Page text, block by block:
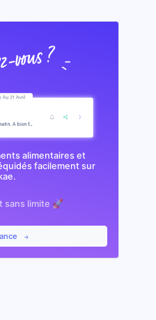
alimentaires et
facilement sur
sans limite 🚀